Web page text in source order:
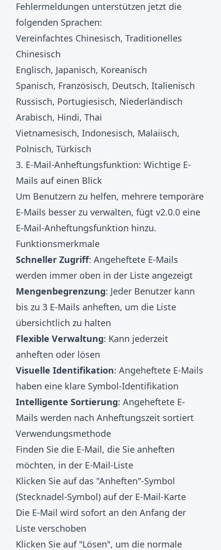
Fehlermeldungen unterstützen jetzt die
folgenden Sprachen:
Vereinfachtes Chinesisch, Traditionelles
Chinesisch
Englisch, Japanisch, Koreanisch
Spanisch, Französisch, Deutsch, Italienisch
Russisch, Portugiesisch, Niederländisch
Arabisch, Hindi, Thai
Vietnamesisch, Indonesisch, Malaiisch,
Polnisch, Türkisch
3. E-Mail-Anheftungsfunktion: Wichtige E-
Mails auf einen Blick
Um Benutzern zu helfen, mehrere temporäre
E-Mails besser zu verwalten, fügt v2.0.0 eine
E-Mail-Anheftungsfunktion hinzu.
Funktionsmerkmale
Schneller Zugriff: Angeheftete E-Mails
werden immer oben in der Liste angezeigt
Mengenbegrenzung: Jeder Benutzer kann
bis zu 3 E-Mails anheften, um die Liste
übersichtlich zu halten
Flexible Verwaltung: Kann jederzeit
anheften oder lösen
Visuelle Identifikation: Angeheftete E-Mails
haben eine klare Symbol-Identifikation
Intelligente Sortierung: Angeheftete E-
Mails werden nach Anheftungszeit sortiert
Verwendungsmethode
Finden Sie die E-Mail, die Sie anheften
möchten, in der E-Mail-Liste
Klicken Sie auf das "Anheften"-Symbol
(Stecknadel-Symbol) auf der E-Mail-Karte
Die E-Mail wird sofort an den Anfang der
Liste verschoben
Klicken Sie auf "Lösen", um die normale